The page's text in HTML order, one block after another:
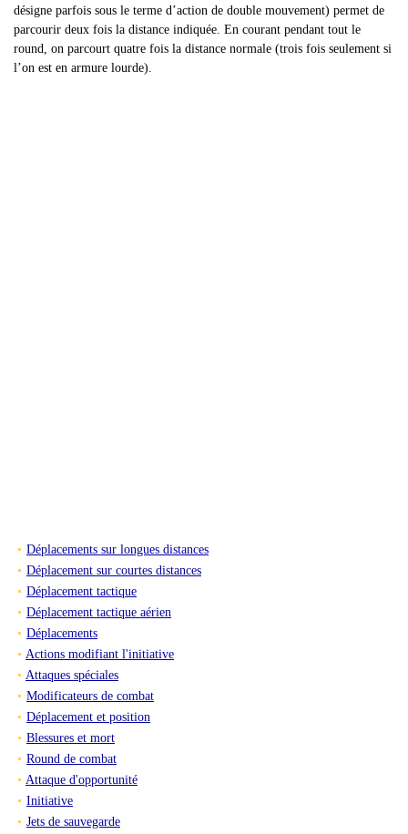
désigne parfois sous le terme d’action de double mouvement) permet de
parcourir deux fois la distance indiquée. En courant pendant tout le
round, on parcourt quatre fois la distance normale (trois fois seulement si
l’on est en armure lourde).
Déplacements sur longues distances
Déplacement sur courtes distances
Déplacement tactique
Déplacement tactique aérien
Déplacements
Actions modifiant l'initiative
Attaques spéciales
Modificateurs de combat
Déplacement et position
Blessures et mort
Round de combat
Attaque d'opportunité
Initiative
Jets de sauvegarde